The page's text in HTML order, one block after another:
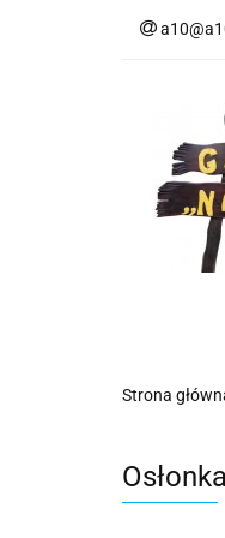
Strona